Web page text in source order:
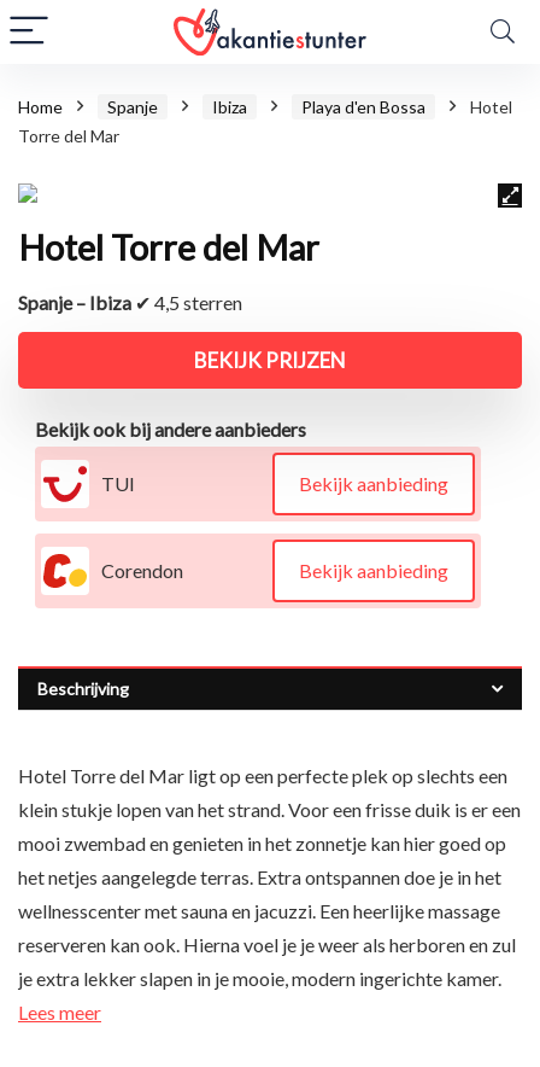
Home Spanje Ibiza Playa d'en Bossa
Hotel
Torre del Mar
Hotel Torre del Mar
Spanje – Ibiza ✔ 4,5 sterren
BEKIJK PRIJZEN
Bekijk ook bij andere aanbieders
TUI Bekijk aanbieding
Corendon Bekijk aanbieding
Beschrijving
Hotel Torre del Mar ligt op een perfecte plek op slechts een
klein stukje lopen van het strand. Voor een frisse duik is er een
mooi zwembad en genieten in het zonnetje kan hier goed op
het netjes aangelegde terras. Extra ontspannen doe je in het
wellnesscenter met sauna en jacuzzi. Een heerlijke massage
reserveren kan ook. Hierna voel je je weer als herboren en zul
je extra lekker slapen in je mooie, modern ingerichte kamer.
Lees meer